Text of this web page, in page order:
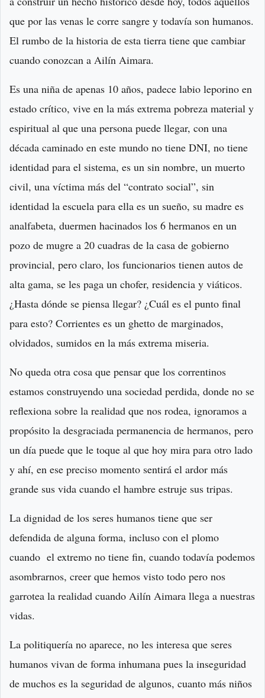
que por las venas le corre sangre y todavía son humanos.
El rumbo de la historia de esta tierra tiene que cambiar
cuando conozcan a Ai­lín Ai­ma­ra.
Es una niña de apenas 10 años, padece labio leporino en
estado crítico, vive en la más extrema pobreza material y
espiritual al que una persona puede llegar, con una
década caminado en este mundo no tiene DNI, no tiene
identidad para el sistema, es un sin nombre, un muerto
civil, una víctima más del “contrato social”, sin
identidad la escuela para ella es un sueño, su madre es
analfabeta, duermen hacinados los 6 hermanos en un
pozo de mugre a 20 cuadras de la casa de gobierno
provincial, pero claro, los funcionarios tienen autos de
alta gama, se les paga un chofer, residencia y viáticos.
¿Hasta dónde se piensa llegar? ¿Cuál es el punto final
para esto? Corrientes es un ghetto de marginados,
olvidados, sumidos en la más extrema miseria.
No queda otra cosa que pensar que los correntinos
estamos construyendo una sociedad perdida, donde no se
reflexiona sobre la realidad que nos rodea, ignoramos a
propósito la desgraciada permanencia de hermanos, pero
un día puede que le toque al que hoy mira para otro lado
y ahí, en ese preciso momento sentirá el ardor más
grande sus vida cuando el hambre estruje sus tripas.
La dignidad de los seres humanos tiene que ser
defendida de alguna forma, incluso con el plomo
cuando el extremo no tiene fin, cuando todavía podemos
asombrarnos, creer que hemos visto todo pero nos
garrotea la realidad cuando Ai­lín Ai­ma­ra llega a nuestras
vidas.
La politiquería no aparece, no les interesa que seres
humanos vivan de forma inhumana pues la inseguridad
de muchos es la seguridad de algunos, cuanto más niños